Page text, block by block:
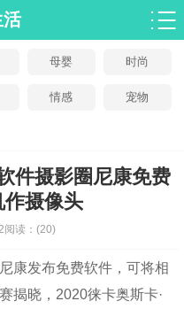
活
母婴 时尚
情感 宠物
件摄影圈尼康免费
摄像头
阅读： (20)
康发布免费软件，可将相
揭晓，2020徕卡奥斯卡·